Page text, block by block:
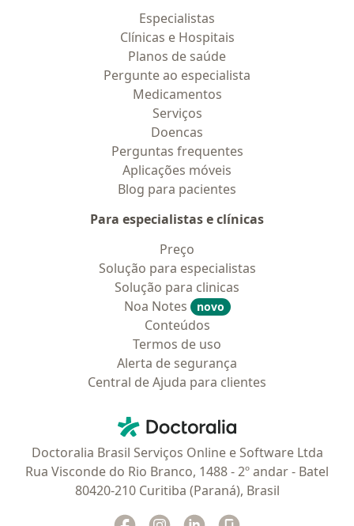
Especialistas
Clínicas e Hospitais
Planos de saúde
Pergunte ao especialista
Medicamentos
Serviços
Doencas
Perguntas frequentes
Aplicações móveis
Blog para pacientes
Para especialistas e clínicas
Preço
Solução para especialistas
Solução para clinicas
Noa Notes
novo
Conteúdos
Termos de uso
Alerta de segurança
Central de Ajuda para clientes
Doctoralia - Homepage
Doctoralia Brasil Serviços Online e Software Ltda
Rua Visconde do Rio Branco, 1488 - 2º andar - Batel
80420-210 Curitiba (Paraná), Brasil
Facebook
abre num novo separador
Instagram
abre num novo separador
Linkedin
abre num novo